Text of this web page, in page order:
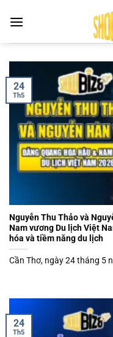
qua
Nguyễn Thu Thảo và
Nam vương Du lịch Việt
hóa và tiềm năng du lịch
Cần Thơ, ngày 24 tháng 5
24
Th5
24
Th5